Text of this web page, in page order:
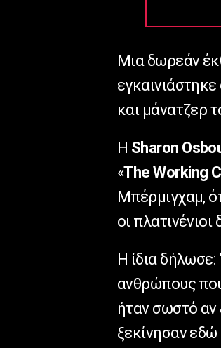
Μια δωρεάν
και μάνατζερ
Η Sharon
«The Working
Μπέρμιγχαμ,
οι πλατινένιοι
Η ίδια δήλωσε:
ανθρώπους
ήταν σωστό αν
ξεκίνησαν εδώ